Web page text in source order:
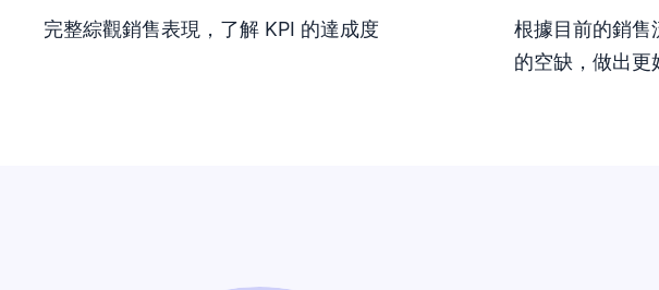
完整綜觀銷售表現，了解 KPI 的達成度
根據目前的銷售
的空缺，做出更